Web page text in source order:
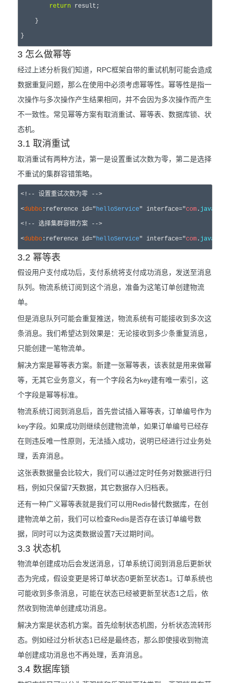
return result;
    }
3 怎么做幂等
经过上述分析我们知道，RPC框架自带的重试机制可能会造成
数据重复问题，那么在使用中必须考虑幂等性。幂等性是指一
次操作与多次操作产生结果相同，并不会因为多次操作而产生
不一致性。常见幂等方案有取消重试、幂等表、数据库锁、状
态机。
3.1 取消重试
取消重试有两种方法，第一是设置重试次数为零，第二是选择
不重试的集群容错策略。
<!-- 设置重试次数为零 -->
<dubbo :reference id=" helloService" interface="com . java
<!-- 选择集群容错方案 -->
<dubbo :reference id=" helloService" interface="com . java
3.2 幂等表
假设用户支付成功后，支付系统将支付成功消息，发送至消息
队列。物流系统订阅到这个消息，准备为这笔订单创建物流
单。
但是消息队列可能会重复推送，物流系统有可能接收到多次这
条消息。我们希望达到效果是：无论接收到多少条重复消息，
只能创建一笔物流单。
解决方案是幂等表方案。新建一张幂等表，该表就是用来做幂
等，无其它业务意义，有一个字段名为key建有唯一索引，这
个字段是幂等标准。
物流系统订阅到消息后，首先尝试插入幂等表，订单编号作为
key字段。如果成功则继续创建物流单，如果订单编号已经存
在则违反唯一性原则，无法插入成功，说明已经进行过业务处
理，丢弃消息。
这张表数据量会比较大，我们可以通过定时任务对数据进行归
档，例如只保留7天数据，其它数据存入归档表。
还有一种广义幂等表就是我们可以用Redis替代数据库，在创
建物流单之前，我们可以检查Redis是否存在该订单编号数
据，同时可以为这类数据设置7天过期时间。
3.3 状态机
物流单创建成功后会发送消息，订单系统订阅到消息后更新状
态为完成，假设变更是将订单状态0更新至状态1。订单系统也
可能收到多条消息，可能在状态已经被更新至状态1之后，依
然收到物流单创建成功消息。
解决方案是状态机方案。首先绘制状态机图，分析状态流转形
态。例如经过分析状态1已经是最终态，那么即使接收到物流
单创建成功消息也不再处理，丢弃消息。
3.4 数据库锁